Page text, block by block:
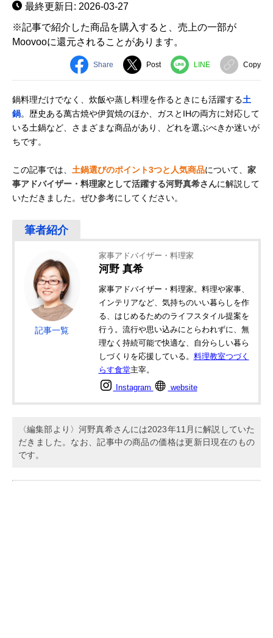
最終更新日: 2026-03-27
※記事で紹介した商品を購入すると、売上の一部が
Moovooに還元されることがあります。
Share Post LINE Copy
鍋料理だけでなく、炊飯や蒸し料理を作るときにも活躍する土
鍋。歴史ある萬古焼や伊賀焼のほか、ガスとIHの両方に対応して
いる土鍋など、さまざまな商品があり、どれを選ぶべきか迷いが
ちです。
この記事では、 土鍋選びのポイント3つと人気商品について、 家
事アドバイザー・料理家として活躍する河野真希さんに解説して
いただきました。ぜひ参考にしてください。
記事一覧
家事アドバイザー・料理家
河野 真希
家事アドバイザー・料理家。料理や家事、
インテリアなど、気持ちのいい暮らしを作
る、はじめるためのライフスタイル提案を
行う。流行や思い込みにとらわれずに、無
理なく持続可能で快適な、自分らしい暮ら
しづくりを応援している。 料理教室つづく
らす食堂主宰。
Instagram website
〈編集部より〉河野真希さんには2023年11月に解説していた
だきました。なお、記事中の商品の価格は更新日現在のもの
です。